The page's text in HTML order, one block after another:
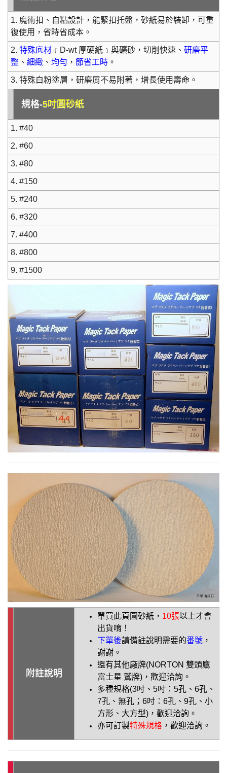
1. 魔術扣、自粘設計，能緊扣托盤，砂紙易於裝卸，可重
復使用，省時省成本。
2. 特殊底材 ﹝D-wt 厚硬紙﹞與礦砂，切削快速、 研磨平
整 、 細緻 、 均勻 ， 節省工時 。
3. 特殊白粉塗層，研磨屑不易附著，增長使用壽命。
規格-5吋圓砂紙
1. #40
2. #60
3. #80
4. #150
5. #240
6. #320
7. #400
8. #800
9. #1500
附註說明
單買此頁圓砂紙， 10張以上才會
出貨唷！
下單後請備註說明需要的番號 ，
謝謝。
還有其他廠牌(NORTON 雙頭鷹
富士星 鷲牌)，歡迎洽詢。
多種規格(3吋、5吋：5孔、6孔、
7孔、無孔；6吋：6孔、9孔、小
方形、大方型) ，歡迎洽詢 。
亦可訂製特殊規格 ，歡迎洽詢 。